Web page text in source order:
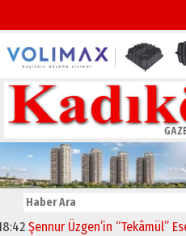
Şennur Üzgen’in “Tekâmül”